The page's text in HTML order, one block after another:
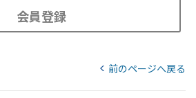
会員登録
前のページへ戻る